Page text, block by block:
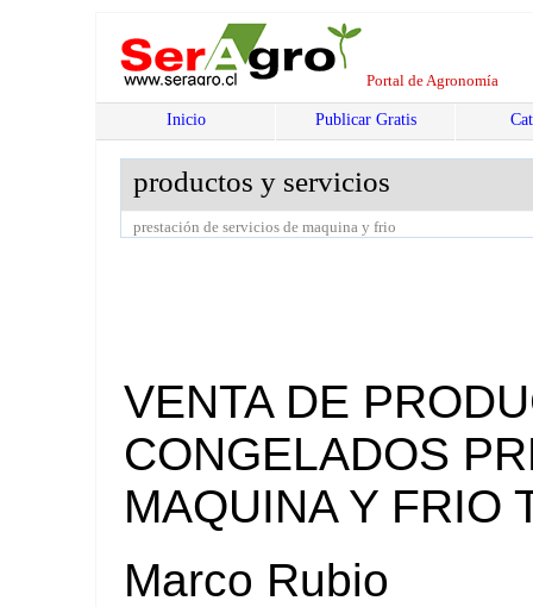
Portal de Agronomía
Inicio Publicar Gratis
productos y servicios
prestación de servicios de maquina y frio
VENTA DE
CONGELADOS
MAQUINA Y FRIO
Marco Rubio